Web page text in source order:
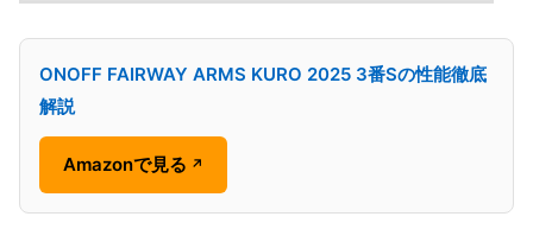
ONOFF FAIRWAY ARMS KURO 2025 3番Sの性能徹底
解説
Amazonで見る ↗